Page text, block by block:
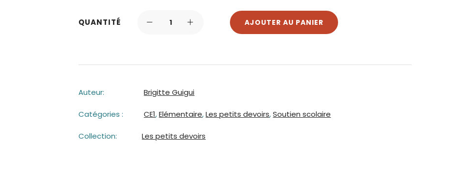
QUANTITÉ AJOUTER AU PANIER
Auteur: Brigitte Guigui
Catégories : CE1,Elémentaire,Les petits devoirs,Soutien scolaire
Collection: Les petits devoirs